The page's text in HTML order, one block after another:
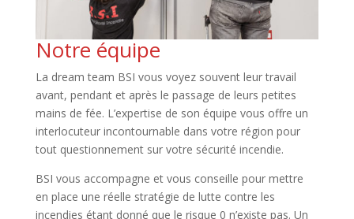
Notre équipe
La dream team BSI vous voyez souvent leur travail
avant, pendant et après le passage de leurs petites
mains de fée. L’expertise de son équipe vous offre un
interlocuteur incontournable dans votre région pour
tout questionnement sur votre sécurité incendie.
BSI vous accompagne et vous conseille pour mettre
en place une réelle stratégie de lutte contre les
incendies étant donné que le risque 0 n’existe pas. Un